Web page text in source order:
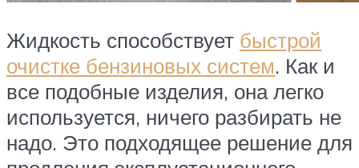
Жидкость способствует быстрой
очистке бензиновых систем. Как и
все подобные изделия, она легко
используется, ничего разбирать не
надо. Это подходящее решение для